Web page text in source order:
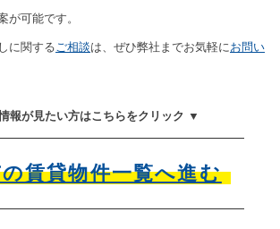
が可能です。
に関するご相談は、ぜひ弊社までお気軽にお問い
報が見たい方はこちらをクリック ▼
賃貸物件一覧へ進む